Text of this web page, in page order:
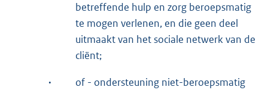
betreffende hulp en zorg beroepsmatig
te mogen verlenen, en die geen deel
uitmaakt van het sociale netwerk van de
cliënt;
·
of - ondersteuning niet-beroepsmatig